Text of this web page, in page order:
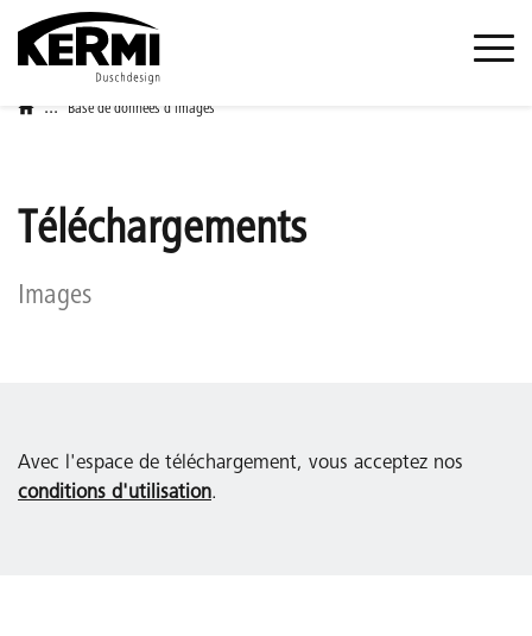
... Base de données d'images
Téléchargements
Images
Avec l'espace de téléchargement, vous acceptez nos
conditions d'utilisation.